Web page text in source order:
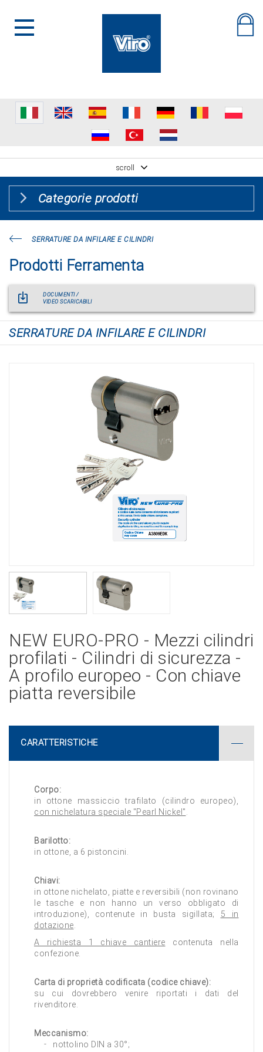
scroll
Categorie prodotti
SERRATURE DA INFILARE E CILINDRI
Prodotti Ferramenta
DOCUMENTI /
VIDEO SCARICABILI
SERRATURE DA INFILARE E CILINDRI
NEW EURO-PRO - Mezzi cilindri
profilati - Cilindri di sicurezza -
A profilo europeo - Con chiave
piatta reversibile
CARATTERISTICHE
Corpo:
in ottone massiccio trafilato (cilindro europeo),
con nichelatura speciale "Pearl Nickel"
Barilotto:
in ottone, a 6 pistoncini.
Chiavi:
in ottone nichelato, piatte e reversibili (non rovinano
le tasche e non hanno un verso obbligato di
introduzione), contenute in busta sigillata; 5 in
dotazione
A richiesta 1 chiave cantiere contenuta nella
confezione.
Carta di proprietà codificata (codice chiave):
su cui dovrebbero venire riportati i dati del
rivenditore.
Meccanismo:
nottolino DIN a 30°;